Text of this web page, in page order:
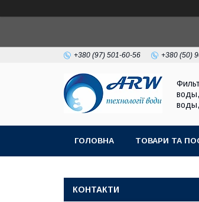
+380 (97) 501-60-56 +380 (50)
воды,
ГОЛОВНА ТОВАРИ ТА
КОНТАКТИ